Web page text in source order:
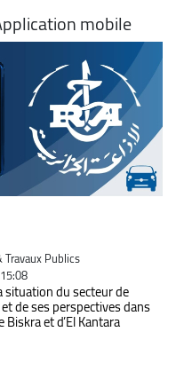
mobile
Publics
situation du secteur de
de ses perspectives dans
Biskra et d’El Kantara